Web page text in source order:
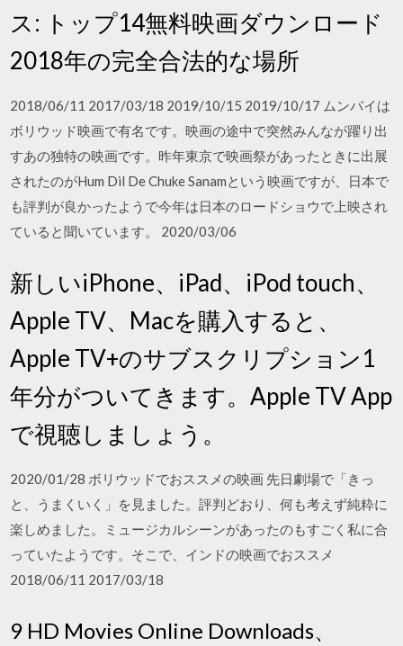
ス: トップ14無料映画ダウンロード
2018年の完全合法的な場所
2018/06/11 2017/03/18 2019/10/15 2019/10/17 ムンバイは
ボリウッド映画で有名です。映画の途中で突然みんなが躍り出
すあの独特の映画です。昨年東京で映画祭があったときに出展
されたのがHum Dil De Chuke Sanamという映画ですが、日本で
も評判が良かったようで今年は日本のロードショウで上映され
ていると聞いています。 2020/03/06
新しいiPhone、iPad、iPod touch、
Apple TV、Macを購入すると、
Apple TV+のサブスクリプション1
年分がついてきます。Apple TV App
で視聴しましょう。
2020/01/28 ボリウッドでおススメの映画 先日劇場で「きっ
と、うまくいく」を見ました。評判どおり、何も考えず純粋に
楽しめました。ミュージカルシーンがあったのもすごく私に合
っていたようです。そこで、インドの映画でおススメ
2018/06/11 2017/03/18
9 HD Movies Online Downloads、